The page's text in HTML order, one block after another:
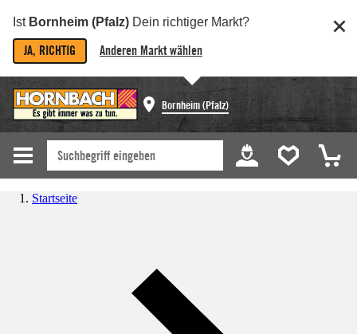
Ist Bornheim (Pfalz) Dein richtiger Markt?
JA, RICHTIG Anderen Markt wählen
Bornheim (Pfalz)
Startseite